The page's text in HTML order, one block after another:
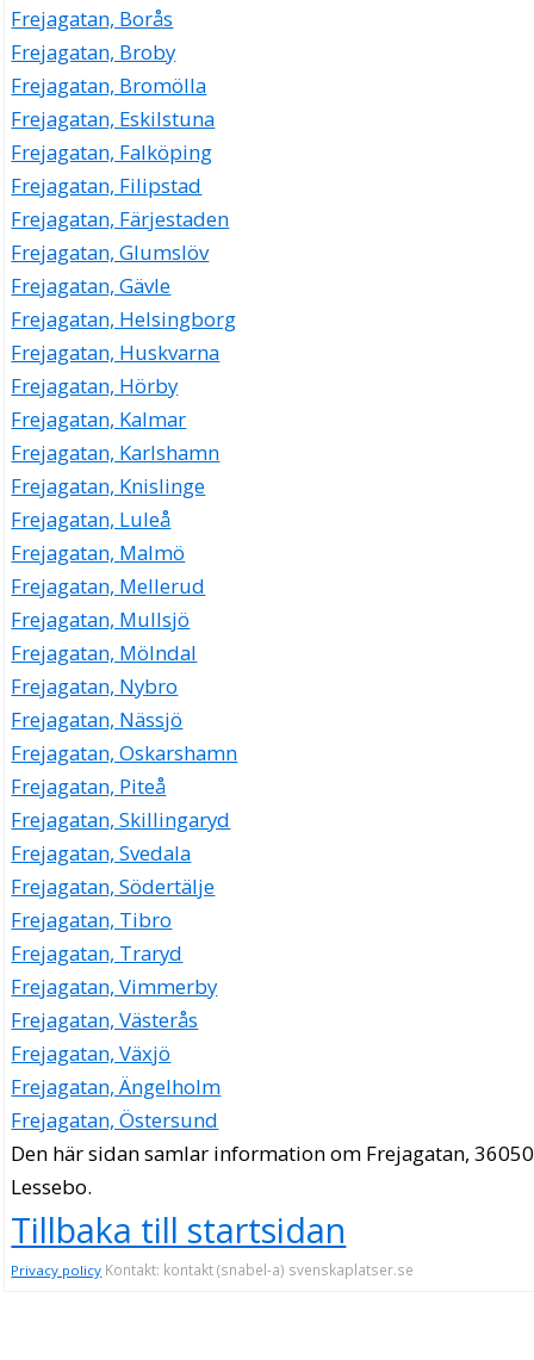
Frejagatan, Borås
Frejagatan, Broby
Frejagatan, Bromölla
Frejagatan, Eskilstuna
Frejagatan, Falköping
Frejagatan, Filipstad
Frejagatan, Färjestaden
Frejagatan, Glumslöv
Frejagatan, Gävle
Frejagatan, Helsingborg
Frejagatan, Huskvarna
Frejagatan, Hörby
Frejagatan, Kalmar
Frejagatan, Karlshamn
Frejagatan, Knislinge
Frejagatan, Luleå
Frejagatan, Malmö
Frejagatan, Mellerud
Frejagatan, Mullsjö
Frejagatan, Mölndal
Frejagatan, Nybro
Frejagatan, Nässjö
Frejagatan, Oskarshamn
Frejagatan, Piteå
Frejagatan, Skillingaryd
Frejagatan, Svedala
Frejagatan, Södertälje
Frejagatan, Tibro
Frejagatan, Traryd
Frejagatan, Vimmerby
Frejagatan, Västerås
Frejagatan, Växjö
Frejagatan, Ängelholm
Frejagatan, Östersund
Den här sidan samlar information om Frejagatan,
Lessebo.
Tillbaka till startsidan
Privacy policy Kontakt: kontakt (snabel-a) svenskaplatser.se